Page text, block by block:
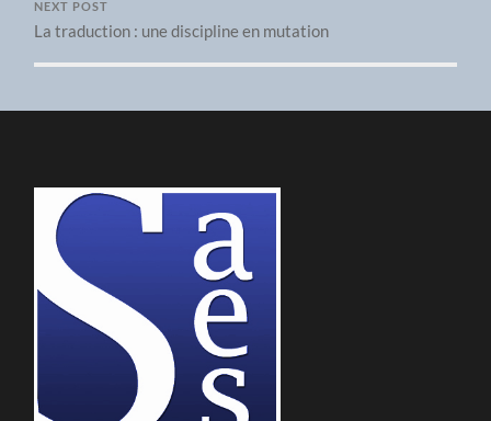
NEXT POST
La traduction : une discipline en mutation